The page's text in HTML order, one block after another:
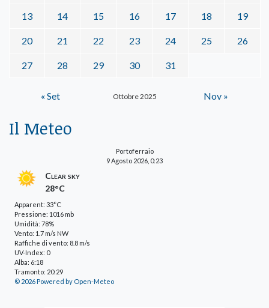
Ottobre 2025
13 14 15 16 17 18 19
20 21 22 23 24 25 26
27 28 29 30 31
« Set Nov »
Il Meteo
Portoferraio
9 Agosto 2026, 0:23
Clear sky
28°C
Apparent: 33°C
Pressione: 1016 mb
Umidità: 78%
Vento: 1.7 m/s NW
Raffiche di vento: 8.8 m/s
UV-Index: 0
Alba: 6:18
Tramonto: 20:29
© 2026 Powered by Open-Meteo